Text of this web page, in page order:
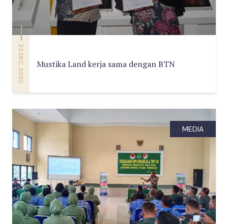
23 DEC, 2020 Mustika Land kerja sama dengan BTN
MEDIA